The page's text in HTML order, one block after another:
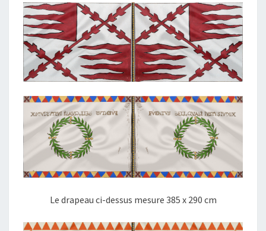
Le drapeau ci-dessus mesure 385 x 290 cm